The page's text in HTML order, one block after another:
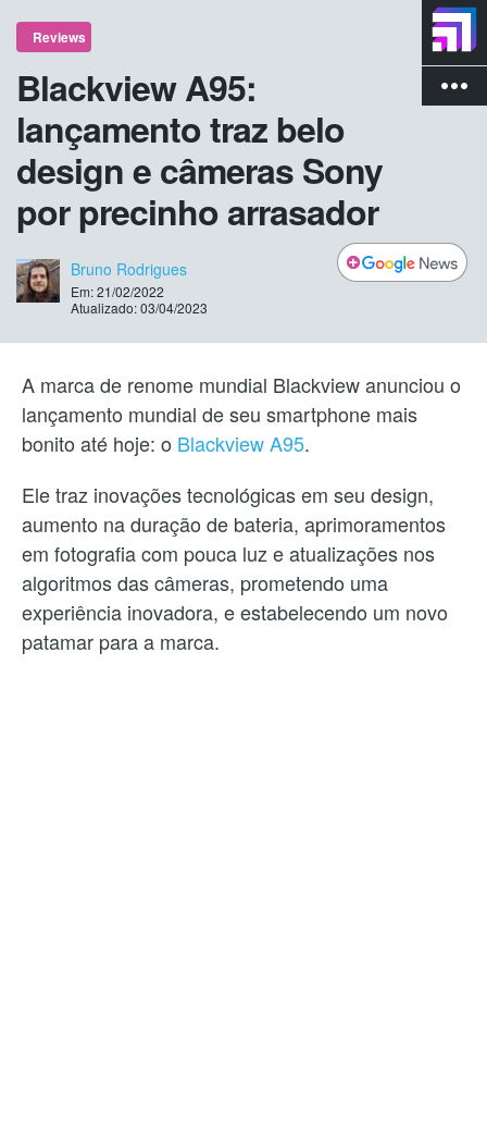
more_vert
Reviews
Blackview A95:
lançamento traz belo
design e câmeras Sony
por precinho arrasador
Bruno Rodrigues
Em: 21/02/2022
Atualizado: 03/04/2023
A marca de renome mundial Blackview anunciou o
lançamento mundial de seu smartphone mais
bonito até hoje: o Blackview A95.
Ele traz inovações tecnológicas em seu design,
aumento na duração de bateria, aprimoramentos
em fotografia com pouca luz e atualizações nos
algoritmos das câmeras, prometendo uma
experiência inovadora, e estabelecendo um novo
patamar para a marca.